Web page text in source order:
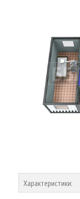
Характеристики: